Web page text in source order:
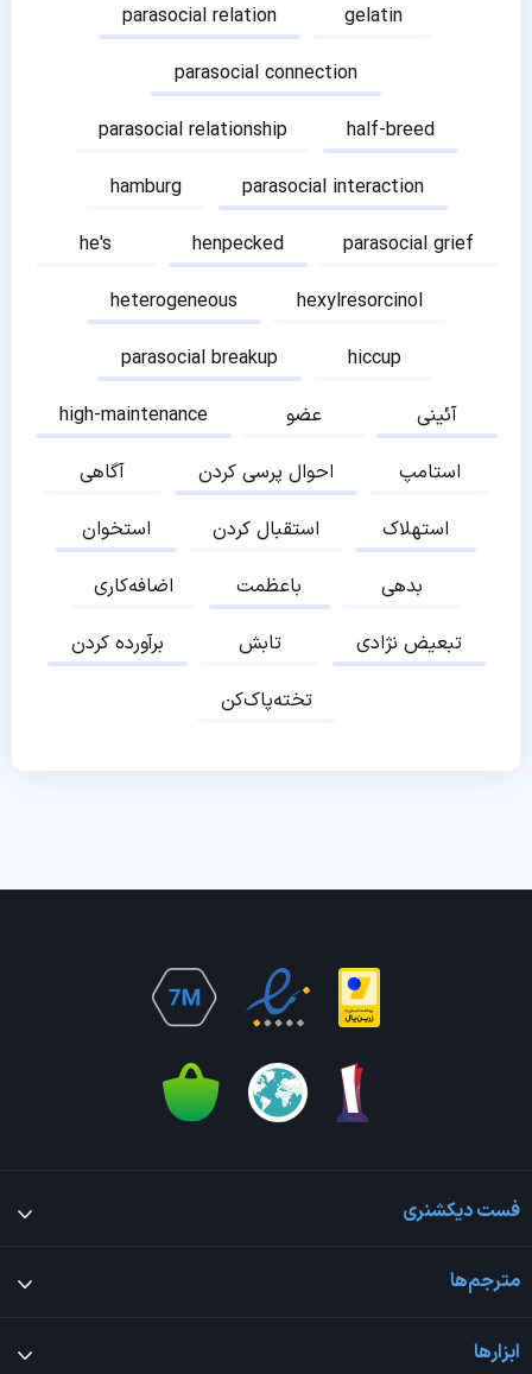
parasocial relation
gelatin
parasocial connection
parasocial relationship
half-breed
hamburg
parasocial interaction
he's
henpecked
parasocial grief
heterogeneous
hexylresorcinol
parasocial breakup
hiccup
high-maintenance
عضو
آئینی
آگاهی
احوال پرسی کردن
استامپ
استخوان
استقبال کردن
استهلاک
اضافه‌کاری
باعظمت
بدهی
برآورده کردن
تابش
تبعیض نژادی
تخته‌پاک‌کن
فست دیکشنری
مترجم‌ها
ابزارها